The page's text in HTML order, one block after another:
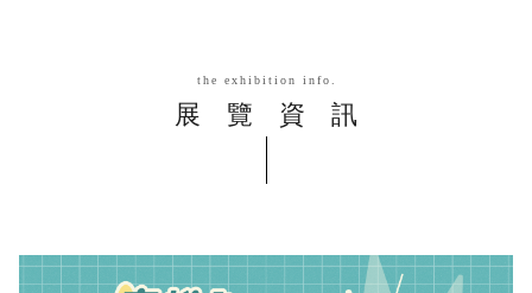
the exhibition info.
展覽資訊